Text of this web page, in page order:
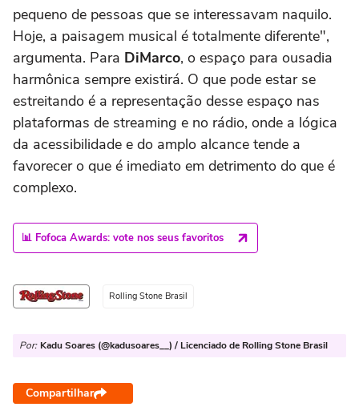
pequeno de pessoas que se interessavam naquilo.
Hoje, a paisagem musical é totalmente diferente",
argumenta. Para DiMarco, o espaço para ousadia
harmônica sempre existirá. O que pode estar se
estreitando é a representação desse espaço nas
plataformas de streaming e no rádio, onde a lógica
da acessibilidade e do amplo alcance tende a
favorecer o que é imediato em detrimento do que é
complexo.
📊 Fofoca Awards: vote nos seus favoritos
Rolling Stone Brasil
Por: Kadu Soares (@kadusoares__) / Licenciado de Rolling Stone Brasil
Compartilhar